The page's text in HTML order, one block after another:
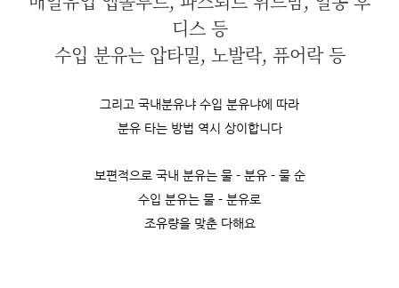
디스 등
수입 분유는 압타밀, 노발락, 퓨어락 등
그리고 국내분유냐 수입 분유냐에 따라
분유 타는 방법 역시 상이합니다
보편적으로 국내 분유는 물 - 분유 - 물 순
수입 분유는 물 - 분유로
조유량을 맞춘 다해요